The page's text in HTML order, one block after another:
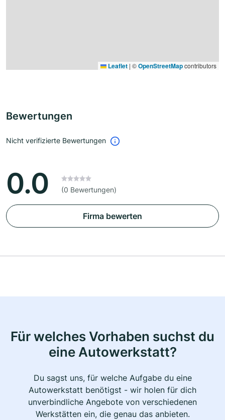
Leaflet | ©OpenStreetMapcontributors
Bewertungen
Nicht verifizierte Bewertungen
0.0 (0 Bewertungen)
Firma bewerten
Für welches Vorhaben suchst du
eine Autowerkstatt?
Du sagst uns, für welche Aufgabe du eine
Autowerkstatt benötigst - wir holen für dich
unverbindliche Angebote von verschiedenen
Werkstätten ein, die genau das anbieten.